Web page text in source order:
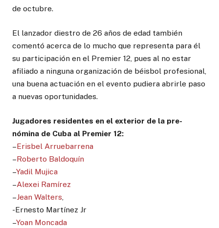
de octubre.
El lanzador diestro de 26 años de edad también
comentó acerca de lo mucho que representa para él
su participación en el Premier 12, pues al no estar
afiliado a ninguna organización de béisbol profesional,
una buena actuación en el evento pudiera abrirle paso
a nuevas oportunidades.
Jugadores residentes en el exterior de la pre-
nómina de Cuba al Premier 12:
–Erisbel Arruebarrena
–Roberto Baldoquín
–Yadil Mujica
–Alexei Ramírez
–Jean Walters,
-Ernesto Martínez Jr
–Yoan Moncada